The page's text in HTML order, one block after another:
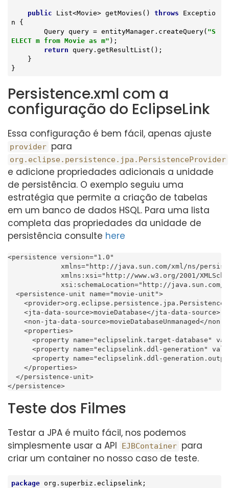
public List<Movie> getMovies () throws Exceptio
n {
        Query query = entityManager.createQuery(
"S
ELECT m from Movie as m" );
return query.getResultList();
}
Persistence.xml com a
configuração do EclipseLink
Essa configuração é bem fácil, apenas ajuste
provider para
org.eclipse.persistence.jpa.PersistenceProvider
e adicione propriedades adicionais a unidade
de persistência. O exemplo seguiu uma
estratégia que permite a criação de tabelas
em um banco de dados HSQL. Para uma lista
completa das propriedades da unidade de
persistência consulte here
<persistence version="1.0"
xmlns="http://java.sun.com/xml/ns/
xmlns:xsi="http://www.w3.org/2001/
xsi:schemaLocation="http://
  <persistence-unit name="movie-unit">
    <jta-data-source>movieDatabase</jta-data-source>
<non-jta-data-source>movieDatabaseUnmanaged</non-
    <properties>
<property name="eclipselink.target-database"
<property name="eclipselink.ddl-generation"
<property name="eclipselink.ddl-
    </properties>
  </persistence-unit>
</persistence>
Teste dos Filmes
Testar a JPA é muito fácil, nos podemos
simplesmente usar a API
EJBContainer para
criar um container no nosso caso de teste.
package org.superbiz.eclipselink;